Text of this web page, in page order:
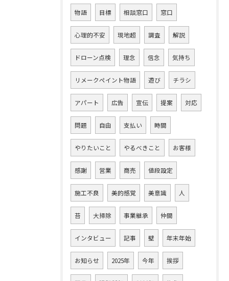
物語 目標 相談窓口 窓口
心理的不安 現地超 調査 解説
ドローン点検 理念 信念 気持ち
リメークペイント物語 遊び チラシ
アパート 広告 宣伝 提案 対応
問題 自由 支払い 時間
やりたいこと やるべきこと お客様
感謝 営業 商売 値段設定
施工不良 美的感覚 美意識 人
苔 大掃除 事業継承 仲間
インタビュー 記事 壁 年末年始
お知らせ 2025年 今年 挨拶